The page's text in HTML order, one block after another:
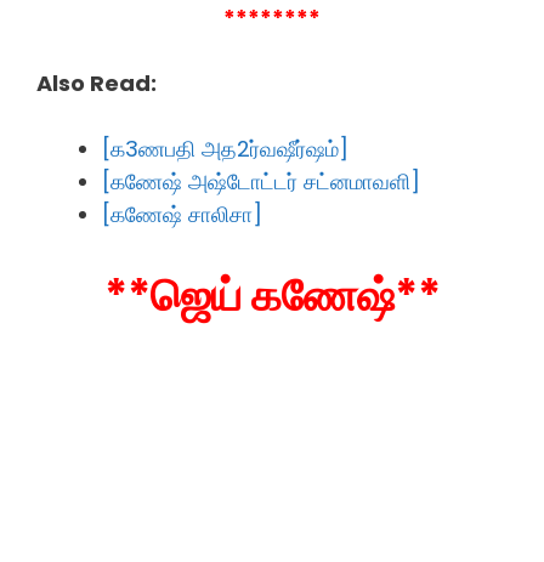
********
Also Read:
[க3ணபதி அத2ர்வஷீர்ஷம்]
[கணேஷ் அஷ்டோட்டர் சட்னமாவளி]
[கணேஷ் சாலிசா]
**ஜெய் கணேஷ்**